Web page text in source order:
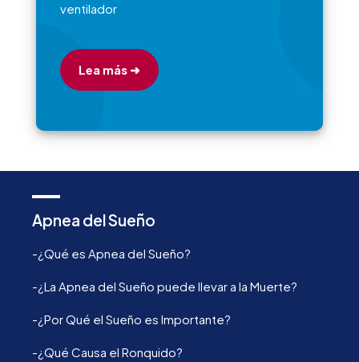
ventilador
Lea más ➜
Apnea del Sueño
-¿Qué es Apnea del Sueño?
-¿La Apnea del Sueño puede llevar a la Muerte?
-¿Por Qué el Sueño es Importante?
-¿Qué Causa el Ronquido?